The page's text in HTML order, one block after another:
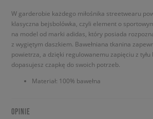
W garderobie każdego miłośnika streetwearu
klasyczna bejsbolówka, czyli element o
na model od marki adidas, który posiada
z wygiętym daszkiem. Bawełniana tkanina
powietrza, a dzięki regulowanemu zapięciu z tyłu
dopasujesz czapkę do swoich potrzeb.
Materiał: 100% bawełna
OPINIE